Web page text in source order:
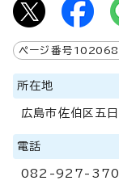
ページ番号
所在地
広島市佐伯区五
電話
082-927-